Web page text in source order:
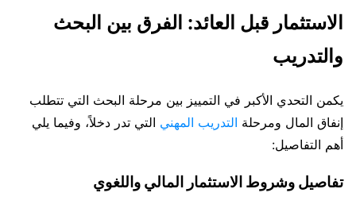
الاستثمار قبل العائد: الفرق بين البحث
والتدريب
يكمن التحدي الأكبر في التمييز بين مرحلة البحث التي تتطلب
إنفاق المال ومرحلة التدريب المهني التي تدر دخلاً، وفيما يلي
أهم التفاصيل:
تفاصيل وشروط الاستثمار المالي واللغوي